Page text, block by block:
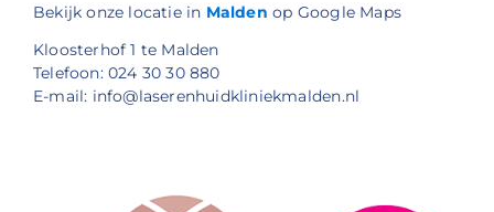
Bekijk onze locatie in Malden op Google Maps
Kloosterhof 1 te Malden
Telefoon: 024 30 30 880
E-mail: info@laserenhuidkliniekmalden.nl